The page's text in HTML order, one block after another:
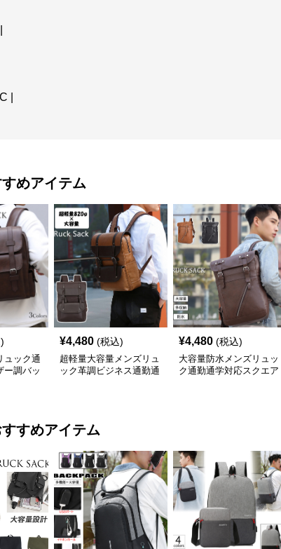
|
めアイテム
ュック通
ー調バッ
¥4,480 (税込)
超軽量大容量メンズリュ
ック革調ビジネス通勤通
¥4,480 (税込)
大容量防水メンズリュッ
ク通勤通学対応スクエア
すめアイテム